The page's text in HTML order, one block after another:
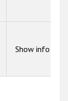
Show info